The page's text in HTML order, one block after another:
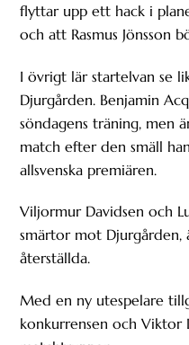
flyttar upp ett hack i
och att Rasmus Jönsson
I övrigt lär startelvan se
Djurgården. Benjamin
söndagens träning, men
match efter den smäll
allsvenska premiären.
Viljormur Davidsen och
smärtor mot
återställda.
Med en ny utespelare
konkurrensen och Viktor